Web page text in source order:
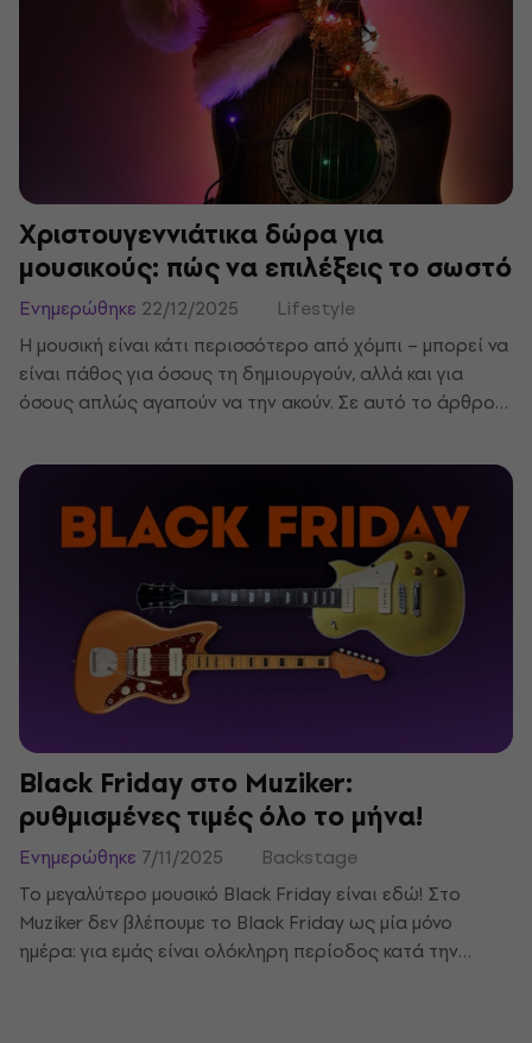
Χριστουγεννιάτικα δώρα για
μουσικούς: πώς να επιλέξεις το σωστό
Ενημερώθηκε 22/12/2025
Lifestyle
Η μουσική είναι κάτι περισσότερο από χόμπι – μπορεί να
είναι πάθος για όσους τη δημιουργούν, αλλά και για
όσους απλώς αγαπούν να την ακούν. Σε αυτό το άρθρο
κιθαρίστες, ντράμερ, πληκτράδες και DJs, αλλά και για
μουσικόφιλους – από ακουστικά και όργανα για παιδιά
έως πιάνα, keyboards και δίσκους βινυλίου. Σου
δείχνουμε πώς να επιλέξεις ένα δώρο που θα
προσφέρει χαρά για πολύ καιρό μετά τα Χριστούγεννα.
Black Friday στο Muziker:
ρυθμισμένες τιμές όλο το μήνα!
Ενημερώθηκε 7/11/2025
Backstage
Το μεγαλύτερο μουσικό Black Friday είναι εδώ! Στο
Muziker δεν βλέπουμε το Black Friday ως μία μόνο
ημέρα: για εμάς είναι ολόκληρη περίοδος κατά την